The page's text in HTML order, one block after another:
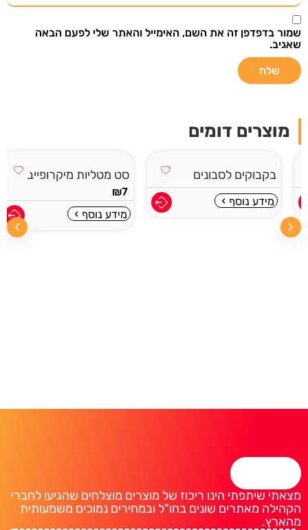
שמור בדפדפן זה את השם, האימייל והאתר שלי לפעם הבאה
שאגיב.
מוצרים דומים
בקבוקים לסבונים
מידע נוסף
סט מטליות מיקרופייבר
₪
מידע נוסף
מצאתי שיתפתי הינו ריכוז של מוצרים מוצלחים שהגיעו לחברי
הקהילה מאתרים שונים בחו"ל ובמחירים נמוכים משמעותית
מהארץ.
אני רוצה לקבל עדכונים במייל ואני מאשר/ת
שקראתי את
שליחה